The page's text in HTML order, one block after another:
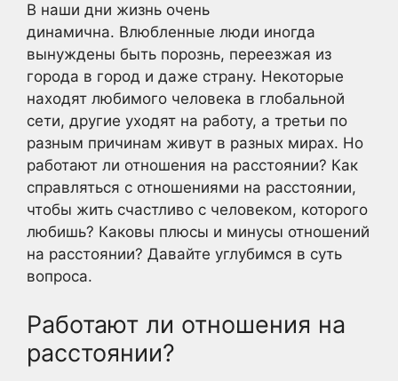
В наши дни жизнь очень
динамична. Влюбленные люди иногда
вынуждены быть порознь, переезжая из
города в город и даже страну. Некоторые
находят любимого человека в глобальной
сети, другие уходят на работу, а третьи по
разным причинам живут в разных мирах. Но
работают ли отношения на расстоянии? Как
справляться с отношениями на расстоянии,
чтобы жить счастливо с человеком, которого
любишь? Каковы плюсы и минусы отношений
на расстоянии? Давайте углубимся в суть
вопроса.
Работают ли отношения на
расстоянии?